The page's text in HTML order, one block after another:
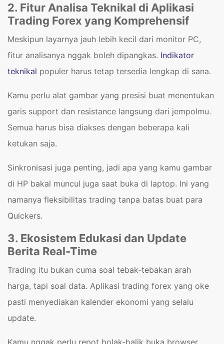
2. Fitur Analisa Teknikal di Aplikasi
Trading Forex yang Komprehensif
Meskipun layarnya jauh lebih kecil dari monitor PC,
fitur analisanya nggak boleh dipangkas. Indikator
teknikal populer harus tetap tersedia lengkap di sana.
Kamu perlu alat gambar yang presisi buat menentukan
garis support dan resistance langsung dari jempolmu.
Semua harus bisa diakses dengan beberapa kali
ketukan saja.
Sinkronisasi juga penting, jadi apa yang kamu gambar
di HP bakal muncul juga saat buka di laptop. Ini yang
namanya fleksibilitas trading tanpa batas buat para
Quickers.
3. Ekosistem Edukasi dan Update
Berita Real-Time
Trading itu bukan cuma soal tebak-tebakan arah
harga, tapi soal data. Aplikasi trading forex yang oke
pasti menyediakan kalender ekonomi yang selalu
update.
Kamu nggak perlu repot bolak-balik buka browser